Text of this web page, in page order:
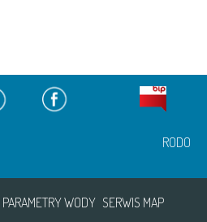
PARAMETRY WODY SERWIS MAP
RODO